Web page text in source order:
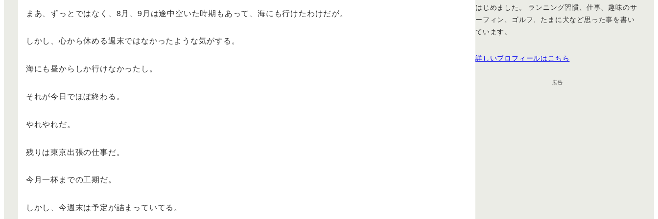
まあ、ずっとではなく、8月、9月は途中空いた時期もあって、海にも行けたわけだが。
しかし、心から休める週末ではなかったような気がする。
海にも昼からしか行けなかったし。
それが今日でほぼ終わる。
やれやれだ。
残りは東京出張の仕事だ。
今月一杯までの工期だ。
しかし、今週末は予定が詰まっていてる。
はじめました。 ランニング習慣、仕事、趣味のサ
ーフィン、ゴルフ、たまに犬など思った事を書い
ています。
詳しいプロフィールはこちら
広告